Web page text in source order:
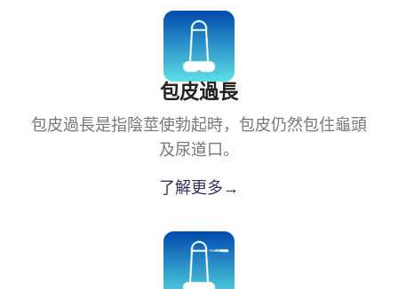
包皮過長
包皮過長是指陰莖使勃起時，包皮仍然包住龜頭
及尿道口。
了解更多→